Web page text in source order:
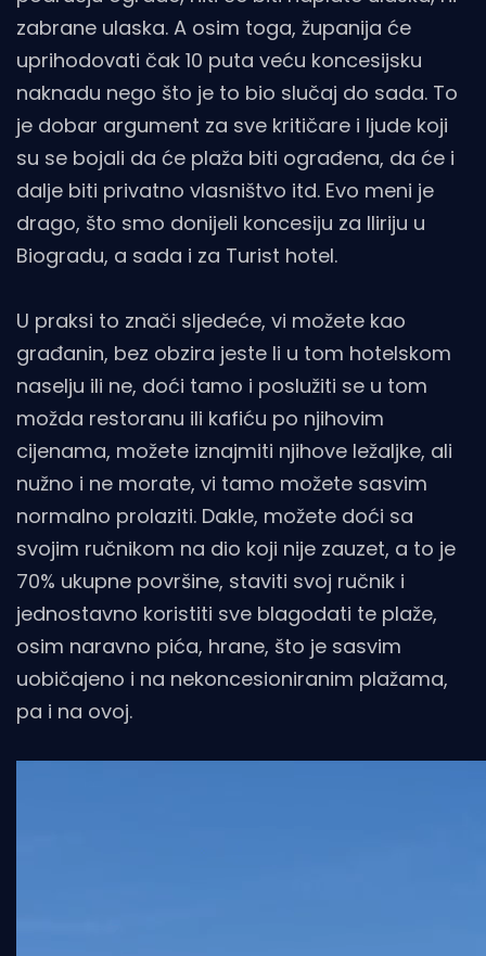
zabrane ulaska. A osim toga, županija će
uprihodovati čak 10 puta veću koncesijsku
naknadu nego što je to bio slučaj do sada. To
je dobar argument za sve kritičare i ljude koji
su se bojali da će plaža biti ograđena, da će i
dalje biti privatno vlasništvo itd. Evo meni je
drago, što smo donijeli koncesiju za Iliriju u
Biogradu, a sada i za Turist hotel.
U praksi to znači sljedeće, vi možete kao
građanin, bez obzira jeste li u tom hotelskom
naselju ili ne, doći tamo i poslužiti se u tom
možda restoranu ili kafiću po njihovim
cijenama, možete iznajmiti njihove ležaljke, ali
nužno i ne morate, vi tamo možete sasvim
normalno prolaziti. Dakle, možete doći sa
svojim ručnikom na dio koji nije zauzet, a to je
70% ukupne površine, staviti svoj ručnik i
jednostavno koristiti sve blagodati te plaže,
osim naravno pića, hrane, što je sasvim
uobičajeno i na nekoncesioniranim plažama,
pa i na ovoj.